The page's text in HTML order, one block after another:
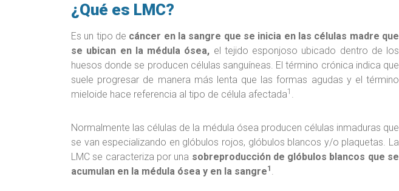
¿Qué es LMC?
Es un tipo de cáncer en la sangre que se inicia en las células madre que
se ubican en la médula ósea, el tejido esponjoso ubicado dentro de los
huesos donde se producen células sanguíneas. El término crónica indica que
suele progresar de manera más lenta que las formas agudas y el término
mieloide hace referencia al tipo de célula afectada1
Normalmente las células de la médula ósea producen células inmaduras que
se van especializando en glóbulos rojos, glóbulos blancos y/o plaquetas. La
LMC se caracteriza por una sobreproducción de glóbulos blancos que se
acumulan en la médula ósea y en la sangre1